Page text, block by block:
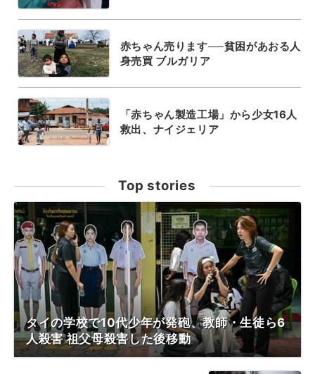
赤ちゃん売ります──貧困があおる人
身売買 ブルガリア
「赤ちゃん製造工場」から少女16人
救出、ナイジェリア
Top stories
タイの学校で10代少年が発砲、教師・生徒ら6
人殺害 祖父母殺害した後移動